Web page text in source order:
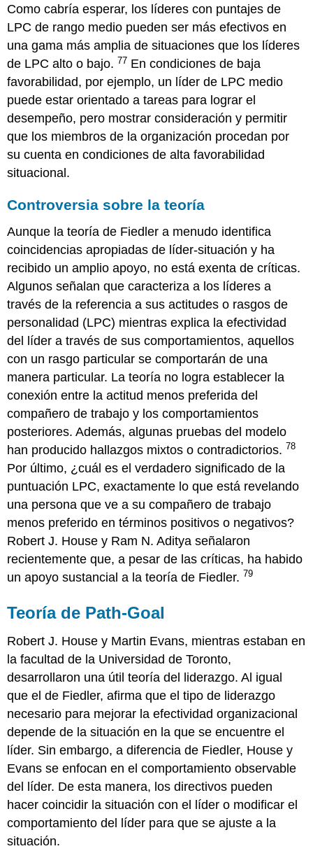
Como cabría esperar, los líderes con puntajes de
LPC de rango medio pueden ser más efectivos en
una gama más amplia de situaciones que los líderes
de LPC alto o bajo. 77 En condiciones de baja
favorabilidad, por ejemplo, un líder de LPC medio
puede estar orientado a tareas para lograr el
desempeño, pero mostrar consideración y permitir
que los miembros de la organización procedan por
su cuenta en condiciones de alta favorabilidad
situacional.
Controversia sobre la teoría
Aunque la teoría de Fiedler a menudo identifica
coincidencias apropiadas de líder-situación y ha
recibido un amplio apoyo, no está exenta de críticas.
Algunos señalan que caracteriza a los líderes a
través de la referencia a sus actitudes o rasgos de
personalidad (LPC) mientras explica la efectividad
del líder a través de sus comportamientos, aquellos
con un rasgo particular se comportarán de una
manera particular. La teoría no logra establecer la
conexión entre la actitud menos preferida del
compañero de trabajo y los comportamientos
posteriores. Además, algunas pruebas del modelo
han producido hallazgos mixtos o contradictorios. 78
Por último, ¿cuál es el verdadero significado de la
puntuación LPC, exactamente lo que está revelando
una persona que ve a su compañero de trabajo
menos preferido en términos positivos o negativos?
Robert J. House y Ram N. Aditya señalaron
recientemente que, a pesar de las críticas, ha habido
un apoyo sustancial a la teoría de Fiedler. 79
Teoría de Path-Goal
Robert J. House y Martin Evans, mientras estaban en
la facultad de la Universidad de Toronto,
desarrollaron una útil teoría del liderazgo. Al igual
que el de Fiedler, afirma que el tipo de liderazgo
necesario para mejorar la efectividad organizacional
depende de la situación en la que se encuentre el
líder. Sin embargo, a diferencia de Fiedler, House y
Evans se enfocan en el comportamiento observable
del líder. De esta manera, los directivos pueden
hacer coincidir la situación con el líder o modificar el
comportamiento del líder para que se ajuste a la
situación.